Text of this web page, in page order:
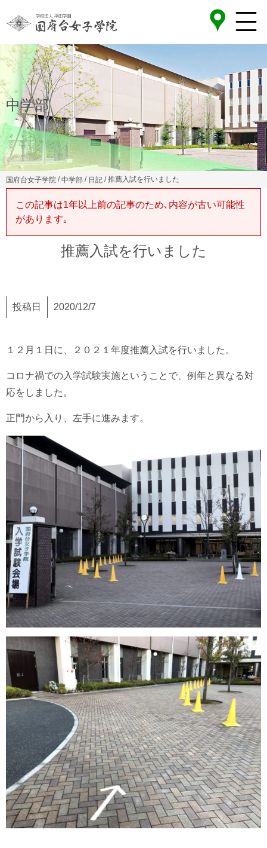
中学部
国府台女子学院 /中学部 / 日記 / 推薦入試を行いました
この記事は1年以上前の記事のため､内容が古い可能性
があります｡
推薦入試を行いました
投稿日 2020/12/7
１２月１日に、２０２１年度推薦入試を行いました。
コロナ禍での入学試験実施ということで、例年と異なる対
応をしました。
正門から入り、左手に進みます。